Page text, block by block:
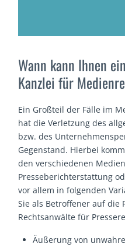
Wann kann Ihnen
Kanzlei für
Ein Großteil der Fälle im
hat die Verletzung des
bzw. des
Gegenstand. Hierbei
den verschiedenen
Presseberichterstattung
vor allem in folgenden
Sie als Betroffener auf die
Rechtsanwälte für
Äußerung von